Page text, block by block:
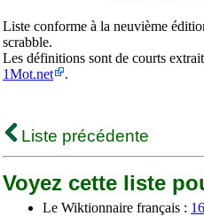
Liste conforme à la neuvième
scrabble.
Les définitions sont de courts
1Mot.net
.
Liste précédente
Voyez cette liste
Le Wiktionnaire français :